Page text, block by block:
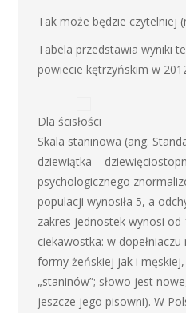
Tak może będzie czytelniej
Tabela przedstawia wyniki
powiecie kętrzyńskim w
Dla ścisłości
Skala staninowa (ang.
dziewiątka –
psychologicznego
populacji wynosiła 5, a
zakres jednostek wynosi
ciekawostka: w
formy żeńskiej jak i męskiej,
„staninów”; słowo jest
jeszcze jego pisowni). W